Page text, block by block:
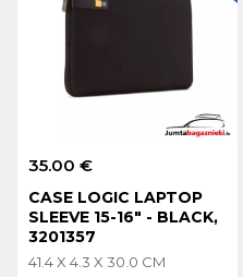
35.00 €
CASE LOGIC LAPTOP
SLEEVE 15-16" - BLACK,
3201357
41.4 X 4.3 X 30.0 CM